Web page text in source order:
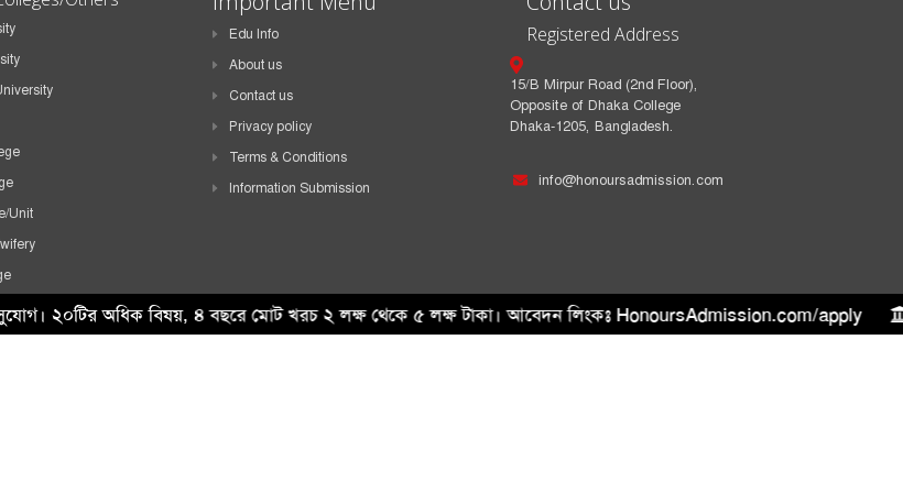
সুযোগ। ২০টির অধিক বিষয়, ৪ বছরে মোট খরচ ২ লক্ষ থেকে ৫ লক্ষ টাকা। আবেদন লিংকঃ HonoursAdmission.com/apply
Unit
Edu Info
About us
Contact us
Privacy policy
Terms & Conditions
Information Submission
Registered Address
15/B Mirpur Road (2nd Floor),
Opposite of Dhaka College
Dhaka-1205, Bangladesh.
info@honoursadmission.com